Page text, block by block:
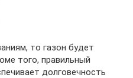
то газон будет
того, правильный
долговечность